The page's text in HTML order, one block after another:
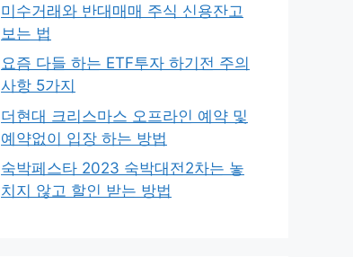
미수거래와 반대매매 주식 신용잔고
보는 법
요즘 다들 하는 ETF투자 하기전 주의
사항 5가지
더현대 크리스마스 오프라인 예약 및
예약없이 입장 하는 방법
숙박페스타 2023 숙박대전2차는 놓
치지 않고 할인 받는 방법